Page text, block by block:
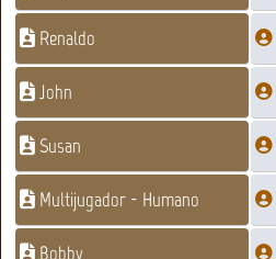
Renaldo
John
Susan
Multijugador - Humano
Bobby